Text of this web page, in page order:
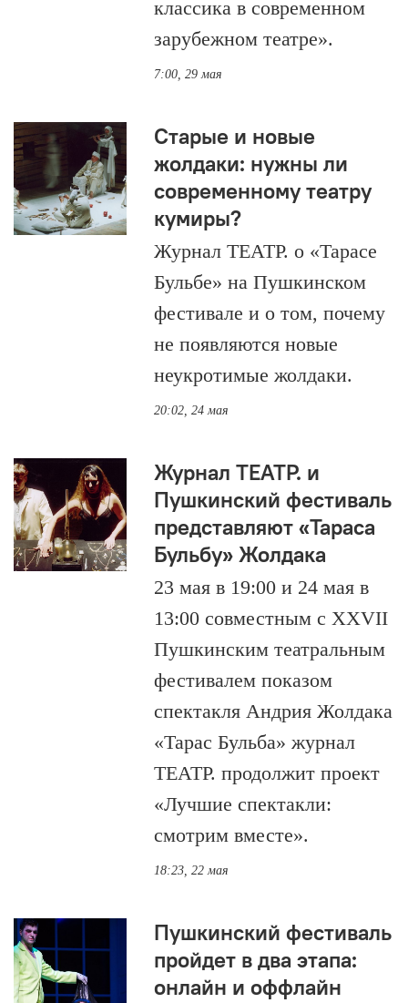
классика в современном
зарубежном театре».
7:00, 29 мая
Старые и новые
жолдаки: нужны ли
современному театру
кумиры?
Журнал ТЕАТР. о «Тарасе
Бульбе» на Пушкинском
фестивале и о том, почему
не появляются новые
неукротимые жолдаки.
20:02, 24 мая
Журнал ТЕАТР. и
Пушкинский фестиваль
представляют «Тараса
Бульбу» Жолдака
23 мая в 19:00 и 24 мая в
13:00 совместным с XXVII
Пушкинским театральным
фестивалем показом
спектакля Андрия Жолдака
«Тарас Бульба» журнал
ТЕАТР. продолжит проект
«Лучшие спектакли:
смотрим вместе».
18:23, 22 мая
Пушкинский фестиваль
пройдет в два этапа:
онлайн и оффлайн